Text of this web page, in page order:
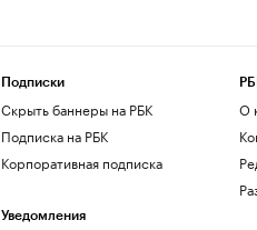
Подписки
Скрыть баннеры на РБК
Подписка на РБК
Корпоративная подписка
Уведомления
О